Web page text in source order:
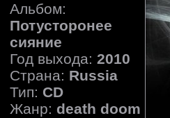
Альбом:
Потусторонее
сияние
Год выхода: 2010
Страна: Russia
Тип: CD
Жанр: death doom